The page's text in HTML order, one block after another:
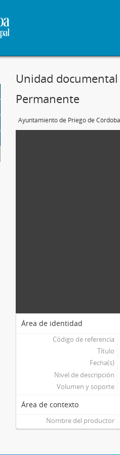
Unidad
Permanente
Ayuntamiento de Priego de Córdoba
Área de identidad
Código de referencia
Título
Fecha(s)
Nivel de descripción
Volumen y soporte
Área de contexto
Nombre del productor